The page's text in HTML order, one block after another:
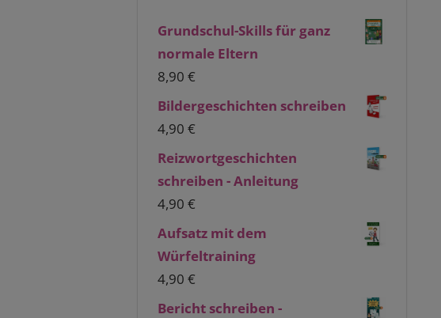
Grundschul-Skills für ganz
normale Eltern
8,90€
Bildergeschichten schreiben
4,90€
Reizwortgeschichten
schreiben - Anleitung
4,90€
Aufsatz mit dem
Würfeltraining
4,90€
Bericht schreiben -